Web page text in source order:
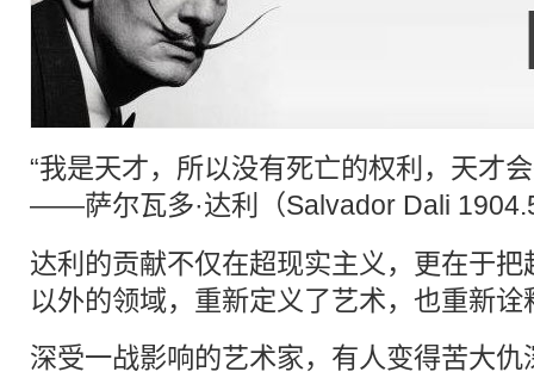
“我是天才，所以没有死亡的权利， 天才
——萨尔瓦多·达利
（Salvador Dali
达利 的贡献不仅在超现实主义 ，更在于把
以外的领域，重新定义了艺术，也重新诠
深受一战影响的艺术家，有人变得苦大